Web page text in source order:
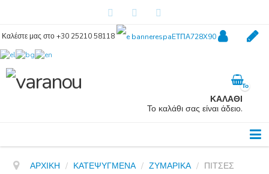
Καλέστε μας στο +30 25210 58118
Το
καλάθι
ΚΑΛΑΘΙ
Το καλάθι σας είναι άδειο.
ΑΡΧΙΚΉ / ΚΑΤΕΨΥΓΜΕΝΑ / ΖΥΜΑΡΙΚΑ / ΠΙΤΣΕΣ